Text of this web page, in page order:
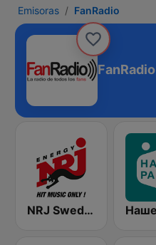
Emisoras FanRadio
FanRadio
NRJ Sweden